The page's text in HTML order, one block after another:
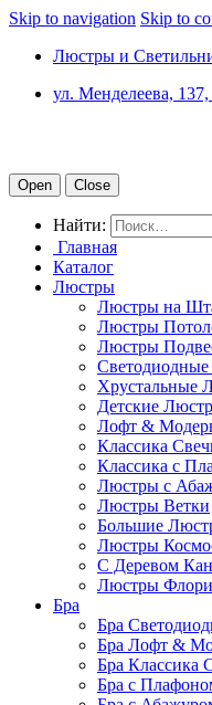
Skip to navigation Skip to
Люстры и
ул. Менделеева,
Open Close
Найти:
Главная
Каталог
Люстры
Люстры на
Люстры
Люстры
Хрустальные
Детские
Лофт &
Классика
Классика с
Люстры с
Люстры Ветки
Большие
Люстры
С Деревом
Люстры
Бра
Бра
Бра Лофт &
Бра Классика
Бра с